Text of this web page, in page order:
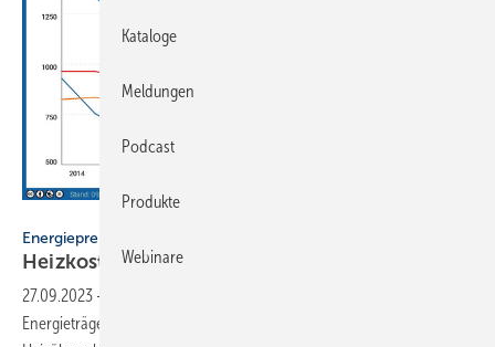
Energiepreise
Heizkosten sind 2022 um bis zu 81 %
27.09.2023 -
Energieträger um bis zu 81 % gestiegen. Das Heizen mit Erdgas und
Kataloge
Meldungen
Podcast
Produkte
Webinare